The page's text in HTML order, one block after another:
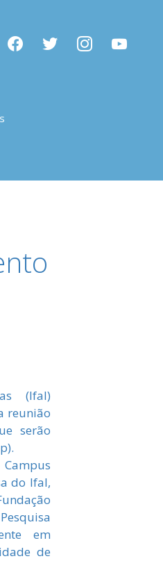
facebooktwitter instagramyoutube
(Ifal)
reunião
serão
do Ifal,
em
de